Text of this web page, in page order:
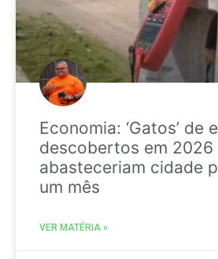
Economia: ‘Gatos’ de
descobertos em 2026
abasteceriam cidade
um mês
VER MATÉRIA »